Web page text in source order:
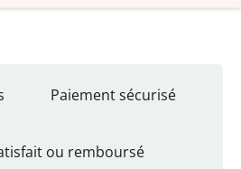
Paiement sécurisé
ou remboursé